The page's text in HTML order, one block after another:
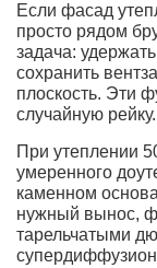
Если фасад
просто рядом
задача:
сохранить
плоскость. Эти
случайную рейку.
При утеплении
умеренного
каменном
нужный вынос,
тарельчатыми